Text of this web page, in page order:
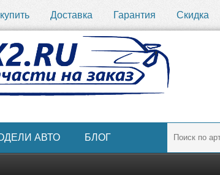
Доставка Гарантия Скидка
АВТО БЛОГ